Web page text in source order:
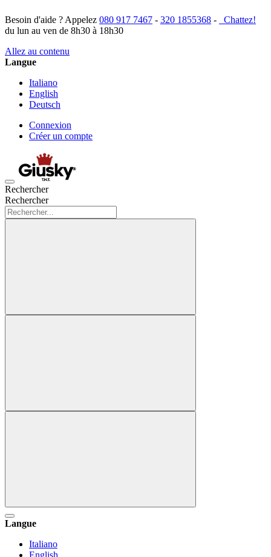
Besoin d'aide ? Appelez 080 917 7467 - 320 1855368 -
Chattez!
du lun au ven de 8h30 à 18h30
Allez au contenu
Langue
Italiano
English
Deutsch
Connexion
Créer un compte
Rechercher
Rechercher
Langue
Italiano
English